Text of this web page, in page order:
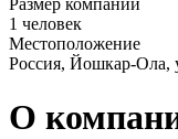
Размер компании
1 человек
Местоположение
Россия, Йошкар-Ола,
О